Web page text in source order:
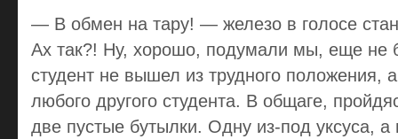
— В обмен на тару! — железо в голосе
Ах так?! Hу, хорошо, подумали мы, еще не
студент не вышел из трудного положения,
любого другого студента. В общаге,
две пустые бутылки. Одну из-под уксуса, а